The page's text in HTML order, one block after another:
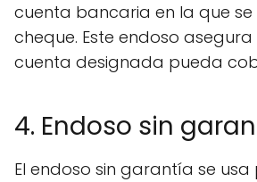
cuenta bancaria en la que
cheque. Este endoso
cuenta designada pueda
4. Endoso sin
El endoso sin garantía se